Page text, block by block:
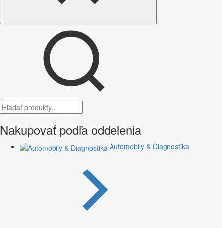
Nakupovať podľa oddelenia
Automobily & Diagnostika